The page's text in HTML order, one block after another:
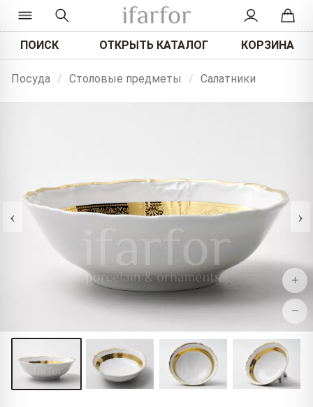
ПОИСК ОТКРЫТЬ КАТАЛОГ КОРЗИНА
Посуда / Столовые предметы / Салатники
‹ ›
+
−